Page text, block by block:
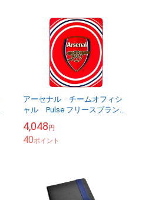
アーセナル チームオフィシ
ャル Pulse フリースブラン
【他商品同梱OK・送料無料商
品】
4,048円
40ポイント